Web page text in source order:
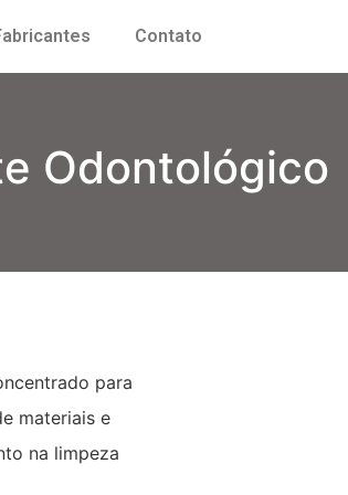
Contato
Odontológico
para
materiais e
na limpeza